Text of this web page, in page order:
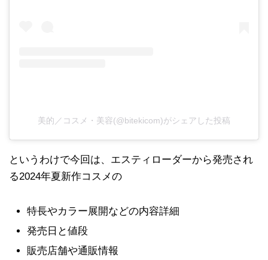
美的／コスメ・美容(@bitekicom)がシェアした投稿
というわけで今回は、エスティローダーから発売され
る2024年夏新作コスメの
特長やカラー展開などの内容詳細
発売日と値段
販売店舗や通販情報